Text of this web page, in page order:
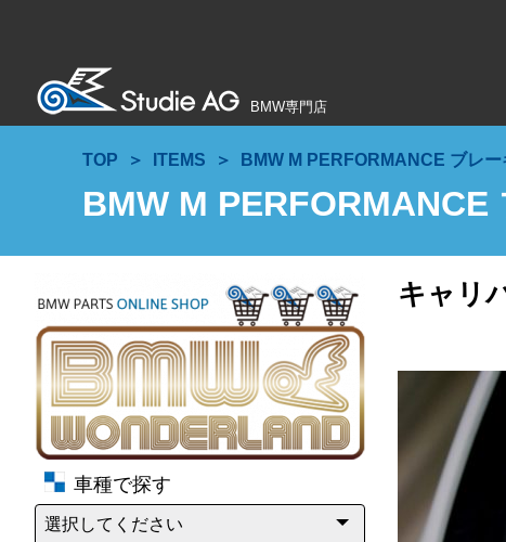
BMW専門店
TOP ITEMS BMW M PERFORMANCE ブレ
BMW M
車種で探す
キャリ